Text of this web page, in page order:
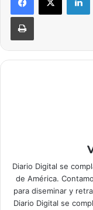
Diario Digital se
de América.
para diseminar y
Diario Digital se